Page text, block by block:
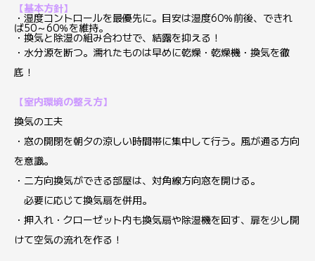
【基本方針】
・湿度コントロールを最優先に。目安は湿度60％前後、できれ
ば50～60％を維持。
・換気と除湿の組み合わせで、結露を抑える！
・水分源を断つ。濡れたものは早めに乾燥・乾燥機・換気を徹
底！
【室内環境の整え方】
換気の工夫
・窓の開閉を朝夕の涼しい時間帯に集中して行う。風が通る方向
を意識。
・二方向換気ができる部屋は、対角線方向窓を開ける。
必要に応じて換気扇を併用。
・押入れ・クローゼット内も換気扇や除湿機を回す、扉を少し開
けて空気の流れを作る！